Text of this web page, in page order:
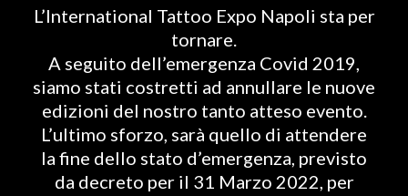
L’International Tattoo Expo Napoli sta per
tornare.
A seguito dell’emergenza Covid 2019,
siamo stati costretti ad annullare le nuove
edizioni del nostro tanto atteso evento.
L’ultimo sforzo, sarà quello di attendere
la fine dello stato d’emergenza, previsto
da decreto per il 31 Marzo 2022, per